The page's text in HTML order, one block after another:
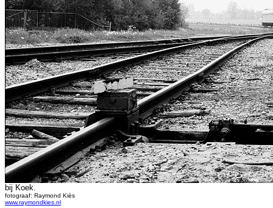
bij Koek.
fotograaf: Raymond Kiès
www.raymondkies.nl